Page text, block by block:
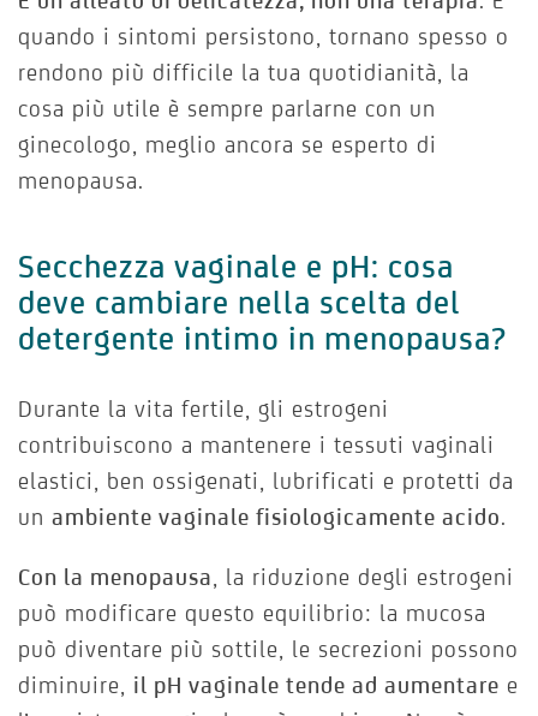
quando i sintomi persistono, tornano spesso o
rendono più difficile la tua quotidianità, la
cosa più utile è sempre parlarne con un
ginecologo, meglio ancora se esperto di
menopausa.
Secchezza vaginale e pH: cosa
deve cambiare nella scelta del
detergente intimo in menopausa?
Durante la vita fertile, gli estrogeni
contribuiscono a mantenere i tessuti vaginali
elastici, ben ossigenati, lubrificati e protetti da
un ambiente vaginale fisiologicamente acido.
Con la menopausa, la riduzione degli estrogeni
può modificare questo equilibrio: la mucosa
può diventare più sottile, le secrezioni possono
diminuire, il pH vaginale tende ad aumentare e